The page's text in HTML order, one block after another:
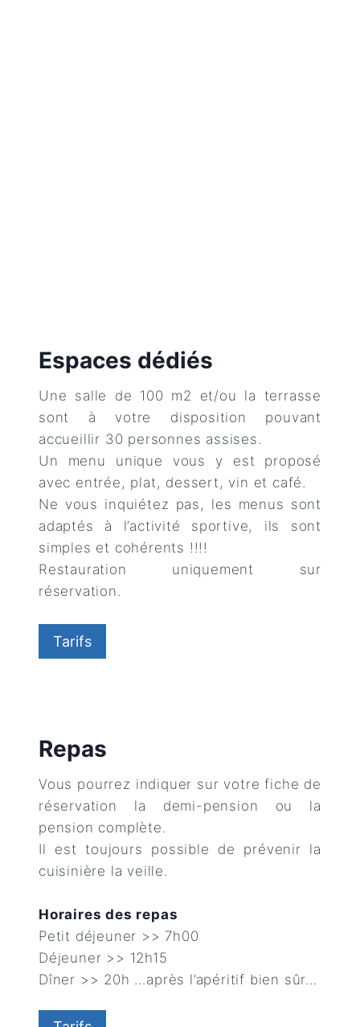
Espaces dédiés
Une salle de 100 m2 et/ou la terrasse
sont à votre disposition pouvant
accueillir 30 personnes assises.
Un menu unique vous y est proposé
avec entrée, plat, dessert, vin et café.
Ne vous inquiétez pas, les menus sont
adaptés à l’activité sportive, ils sont
simples et cohérents !!!!
Restauration uniquement sur
réservation.
Tarifs
Repas
Vous pourrez indiquer sur votre fiche de
réservation la demi-pension ou la
pension complète.
Il est toujours possible de prévenir la
cuisinière la veille.
Horaires des repas
Petit déjeuner >> 7h00
Déjeuner >> 12h15
Dîner >> 20h …après l’apéritif bien sûr…